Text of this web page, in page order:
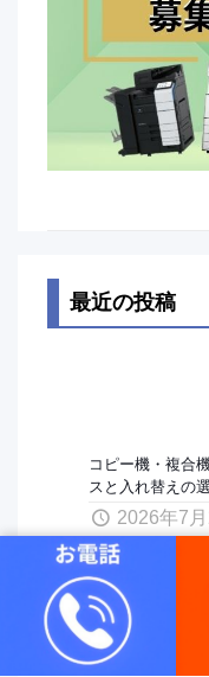
最近の投稿
コピー機・複合
スと入れ替えの
2026年7月
複合機（コピー